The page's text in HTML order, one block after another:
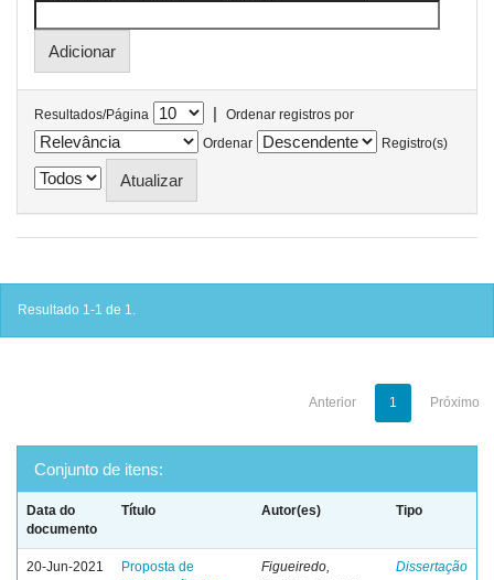
Resultados/Página |
Ordenar registros por
Ordenar
Registro(s)
Resultado 1-1 de 1.
Anterior 1 Próximo
Conjunto de itens:
Data do
documento
Título Autor(es) Tipo
20-Jun-2021
Proposta de
Figueiredo,
Dissertação